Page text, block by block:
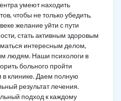
умеют находить
чтобы не только убедить,
желание уйти с пути
стать активным здоровым
интересным делом,
людям. Наши психологи в
больного пройти
в клинике. Даем полную
результат лечения.
подход к каждому